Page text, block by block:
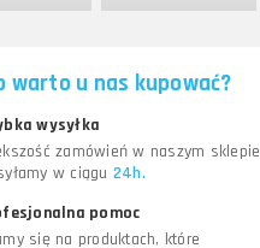
warto u nas kupować?
wysyłka
zamówień w naszym sklepie
w ciągu 24h.
pomoc
się na produktach, które